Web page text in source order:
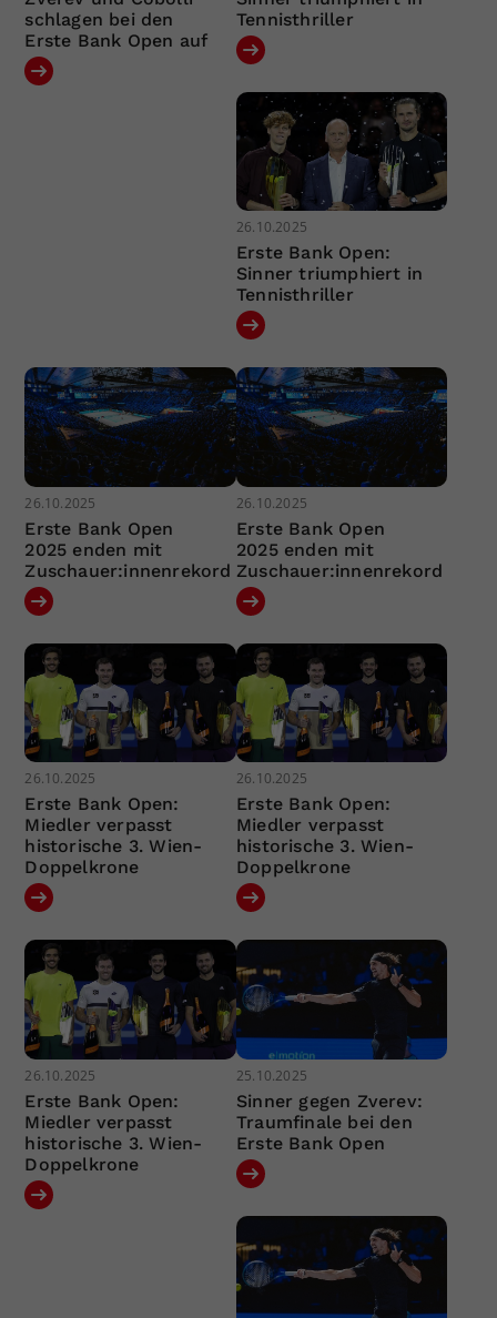
schlagen bei den
Erste Bank Open auf
Tennisthriller
26.10.2025
Erste Bank Open:
Sinner triumphiert in
Tennisthriller
26.10.2025
Erste Bank Open
2025 enden mit
Zuschauer:innenrekord
26.10.2025
Erste Bank Open
2025 enden mit
Zuschauer:innenrekord
26.10.2025
Erste Bank Open:
Miedler verpasst
historische 3. Wien-
Doppelkrone
26.10.2025
Erste Bank Open:
Miedler verpasst
historische 3. Wien-
Doppelkrone
26.10.2025
Erste Bank Open:
Miedler verpasst
historische 3. Wien-
Doppelkrone
25.10.2025
Sinner gegen Zverev:
Traumfinale bei den
Erste Bank Open